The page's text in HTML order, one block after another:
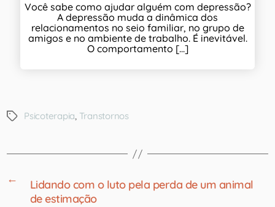
Você sabe como ajudar alguém com depressão?
A depressão muda a dinâmica dos
relacionamentos no seio familiar, no grupo de
amigos e no ambiente de trabalho. É inevitável.
O comportamento [...]
Psicoterapia, Transtornos
←
Lidando com o luto pela perda de um animal
de estimação